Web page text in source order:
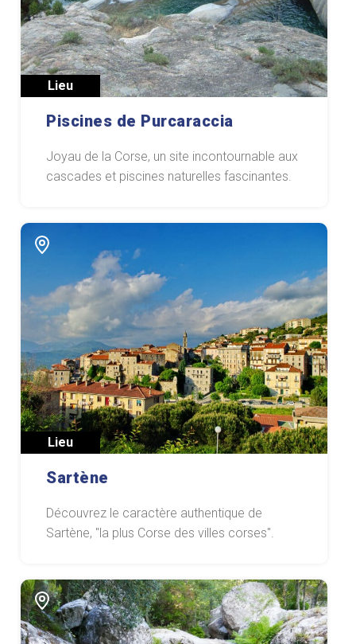
Lieu
Piscines de Purcaraccia
Joyau de la Corse, un site incontournable aux
cascades et piscines naturelles fascinantes.
Lieu
Sartène
Découvrez le caractère authentique de
Sartène, "la plus Corse des villes corses".